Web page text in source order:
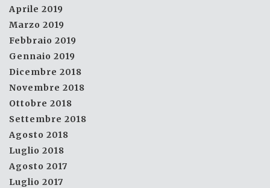
Aprile 2019
Marzo 2019
Febbraio 2019
Gennaio 2019
Dicembre 2018
Novembre 2018
Ottobre 2018
Settembre 2018
Agosto 2018
Luglio 2018
Agosto 2017
Luglio 2017